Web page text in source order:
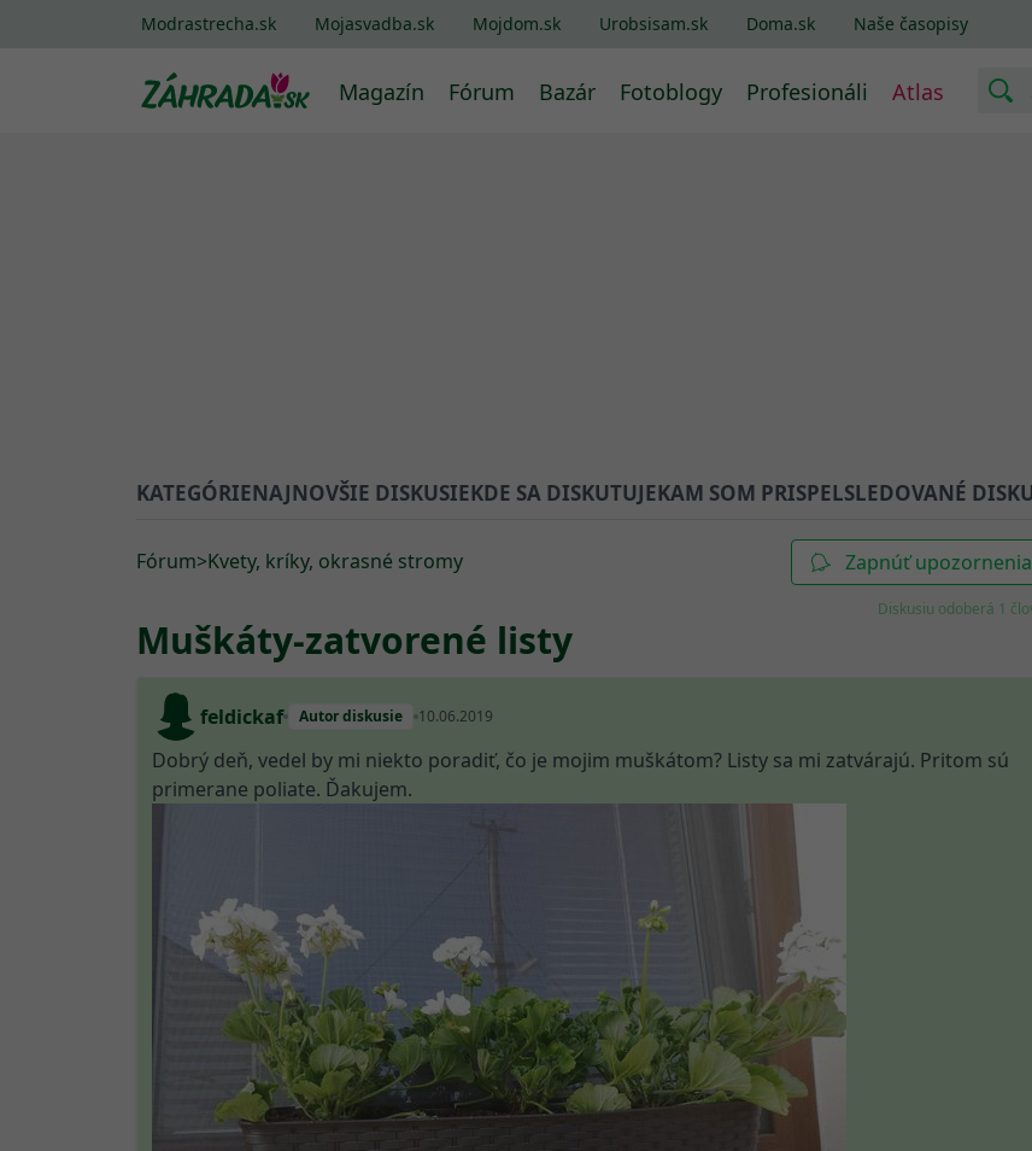
Modrastrecha.sk Mojasvadba.sk Mojdom.sk Urobsisam.sk Doma.sk Naše časopisy
Magazín Fórum Bazár Fotoblogy Profesionáli Atlas
KATEGÓRIENAJNOVŠIE DISKUSIEKDE SA DISKUTUJEKAM SOM PRISPELSLEDOVANÉ
Fórum>Kvety, kríky, okrasné stromy Zapnúť upozornenia
Diskusiu odoberá 1
Muškáty-zatvorené listy
feldickaf Autor diskusie 10.06.2019
Dobrý deň, vedel by mi niekto poradiť, čo je mojim muškátom? Listy sa mi zatvárajú. Pritom sú
primerane poliate. Ďakujem.